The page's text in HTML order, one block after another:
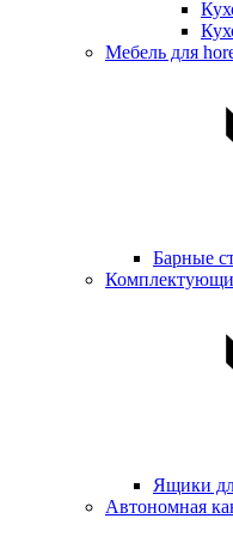
Мебель для
Барные
Ящики
Автономная